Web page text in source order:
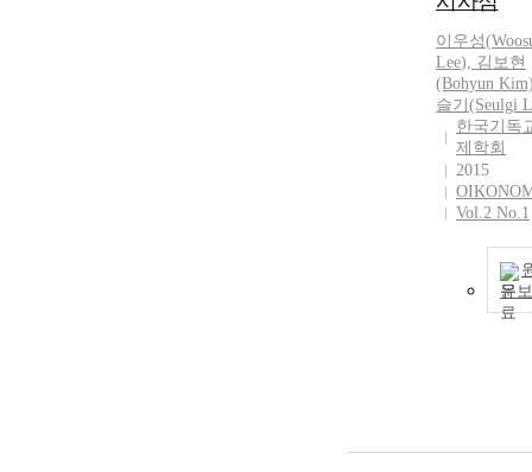
이우성(
Lee), 김보현
(Bohyun
슬기(Seulgi
한국기독
제학회
2015
Vol.2 No.1
문